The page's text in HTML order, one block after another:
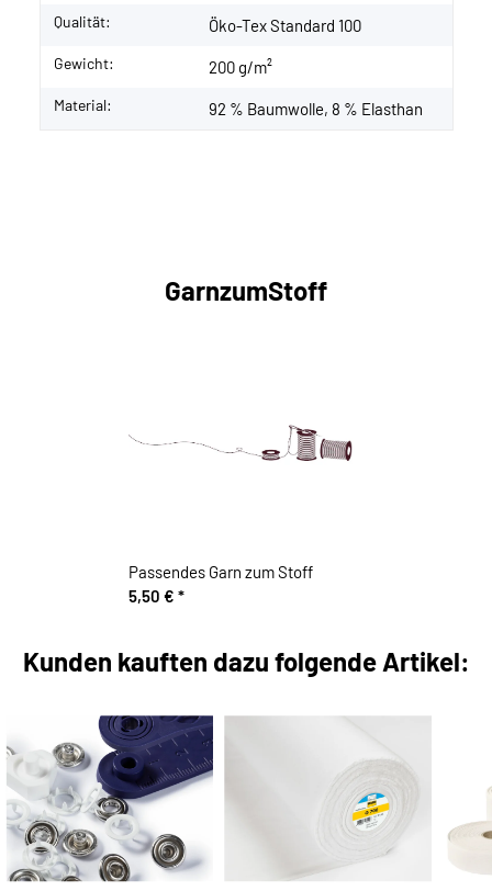
Qualität: Öko-Tex Standard 100
Gewicht: 200 g/m²
Material: 92 % Baumwolle, 8 % Elasthan
GarnzumStoff
Passendes Garn zum Stoff
5,50 € *
Kunden kauften dazu folgende Artikel: